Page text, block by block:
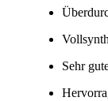
Sehr